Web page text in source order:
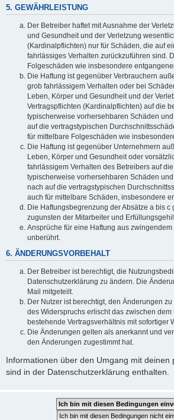
5. GEWÄHRLEISTUNG
Der Betreiber haftet mit Ausnahme der
und Gesundheit und der Verletzung
(Kardinalpflichten) nur für Schäden, die auf
fahrlässiges Verhalten zurückzuführen sind.
Folgeschäden wie insbesondere
Die Haftung ist gegenüber Verbrauchern
grob fahrlässigem Verhalten oder bei
Leben, Körper und Gesundheit und der
Vertragspflichten (Kardinalpflichten) auf die
typischerweise vorhersehbaren Schäden
auf die vertragstypischen
für mittelbare Folgeschäden wie
Die Haftung ist gegenüber Unternehmern
Leben, Körper und Gesundheit oder
fahrlässigem Verhalten des Betreibers auf
typischerweise vorhersehbaren Schäden
nach auf die vertragstypischen
auch für mittelbare Schäden, insbesondere
Die Haftungsbegrenzung der Absätze a bis c
zugunsten der Mitarbeiter und
Ansprüche für eine Haftung aus
unberührt.
6. ÄNDERUNGSVORBEHALT
Der Betreiber ist berechtigt, die
Datenschutzerklärung zu ändern. Die
Mail mitgeteilt.
Der Nutzer ist berechtigt, den Änderungen
des Widerspruchs erlischt das zwischen
bestehende Vertragsverhältnis mit sofortiger
Die Änderungen gelten als anerkannt und
den Änderungen zugestimmt hat.
Informationen über den Umgang mit deinen
sind in der Datenschutzerklärung enthalten.